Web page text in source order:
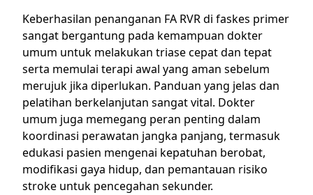
Keberhasilan penanganan FA RVR di faskes primer
sangat bergantung pada kemampuan dokter
umum untuk melakukan triase cepat dan tepat
serta memulai terapi awal yang aman sebelum
merujuk jika diperlukan. Panduan yang jelas dan
pelatihan berkelanjutan sangat vital. Dokter
umum juga memegang peran penting dalam
koordinasi perawatan jangka panjang, termasuk
edukasi pasien mengenai kepatuhan berobat,
modifikasi gaya hidup, dan pemantauan risiko
stroke untuk pencegahan sekunder.